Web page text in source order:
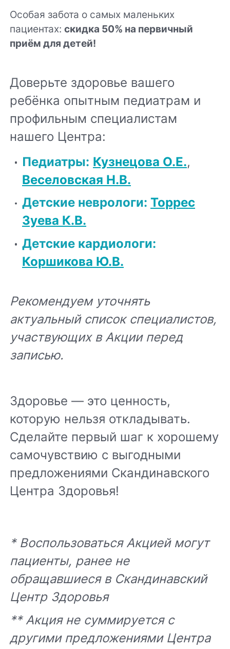
Особая забота о самых маленьких
пациентах:скидка 50% на первичный
приём для детей!
Доверьте здоровье вашего
ребёнка опытным педиатрам и
профильным специалистам
нашего Центра:
Педиатры: Кузнецова О.Е.,
Веселовская Н.В.
Детские неврологи: Торрес
Зуева К.В.
Детские кардиологи:
Коршикова Ю.В.
Рекомендуем уточнять
актуальный список специалистов,
участвующих в Акции перед
записью.
Здоровье — это ценность,
которую нельзя откладывать.
Сделайте первый шаг к хорошему
самочувствию с выгодными
предложениями Скандинавского
Центра Здоровья!
* Воспользоваться Акцией могут
пациенты, ранее не
обращавшиеся в Скандинавский
Центр Здоровья
** Акция не суммируется с
другими предложениями Центра